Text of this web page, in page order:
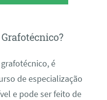
é
de especialização
e pode ser feito de